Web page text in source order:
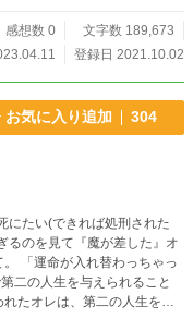
感想数 0
文字数 189,673
登録日 2021.10.02
お気に入り追加 304
にたい(できれば処刑された
「運命が入れ替わっちゃっ
二の人生を与えられること
たオレは、第二の人生を